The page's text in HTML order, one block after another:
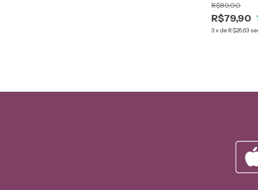
R$79,90
R$89,00
3xde R$26,63